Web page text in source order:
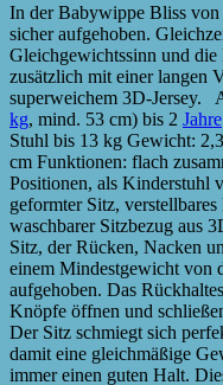
In der Babywippe Bliss
sicher aufgehoben.
Gleichgewichtssinn und
zusätzlich mit einer langen
superweichem 3D-Jersey.
kg, mind. 53 cm) bis 2 Jahre
Stuhl bis 13 kg Gewicht:
cm Funktionen: flach
Positionen, als Kinderstuhl
geformter Sitz,
waschbarer Sitzbezug aus
Sitz, der Rücken, Nacken
einem Mindestgewicht von
aufgehoben. Das
Knöpfe öffnen und
Der Sitz schmiegt sich
damit eine gleichmäßige
immer einen guten Halt.